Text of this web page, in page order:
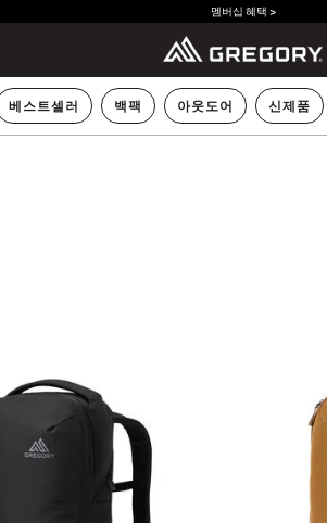
멤버십 혜택 >
베스트셀러 백팩 아웃도어 신제품